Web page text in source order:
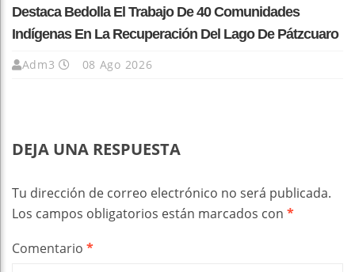
Destaca Bedolla El Trabajo De 40 Comunidades
Indígenas En La Recuperación Del Lago De Pátzcuaro
Adm3 08 Ago 2026
DEJA UNA RESPUESTA
Tu dirección de correo electrónico no será publicada.
Los campos obligatorios están marcados con *
Comentario *